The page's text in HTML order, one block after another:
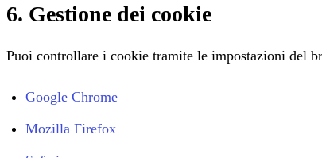
6. Gestione dei cookie
Puoi controllare i cookie tramite le impostazioni del
Google Chrome
Mozilla Firefox